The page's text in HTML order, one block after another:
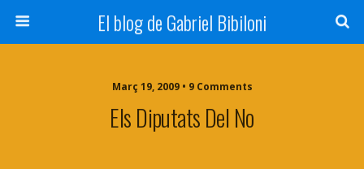
El blog de Gabriel Bibiloni
Març 19, 2009 • 9 Comments
Els Diputats Del No